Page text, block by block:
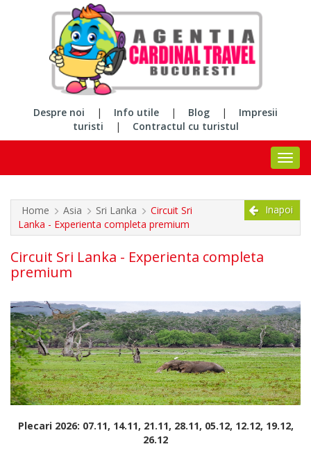
Despre noi | Info utile | Blog |
Impresii
turisti
| Contractul cu turistul
Home Asia Sri Lanka
Circuit Sri
Lanka - Experienta completa premium
Inapoi
Circuit Sri Lanka - Experienta completa
premium
Plecari 2026: 07.11, 14.11, 21.11, 28.11, 05.12, 12.12, 19.12,
26.12